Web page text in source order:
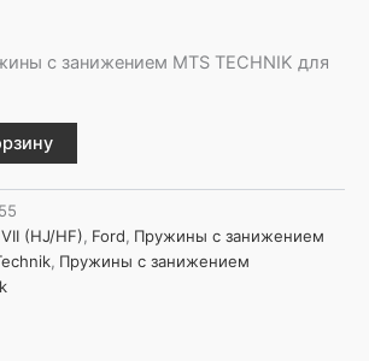
с занижением MTS TECHNIK для
VII (HJ/HF), Ford, Пружины с занижением
, Пружины с занижением